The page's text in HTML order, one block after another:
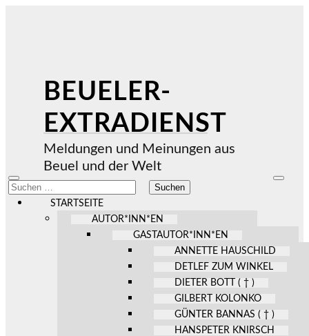
BEUELER-
EXTRADIENST
Meldungen und Meinungen aus
Beuel und der Welt
Mobile-
Menü
ein-/ausblenden
Suchen
nach:
STARTSEITE
AUTOR*INN*EN
GASTAUTOR*INN*EN
ANNETTE HAUSCHILD
DETLEF ZUM WINKEL
DIETER BOTT ( † )
GILBERT KOLONKO
GÜNTER BANNAS ( † )
HANSPETER KNIRSCH